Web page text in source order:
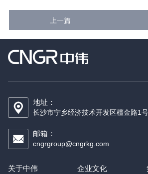
上一篇
地址：
长沙市宁乡经济技术开发区檀金路1号
邮箱：
cngrgroup@cngrkg.com
关于中伟
企业文化